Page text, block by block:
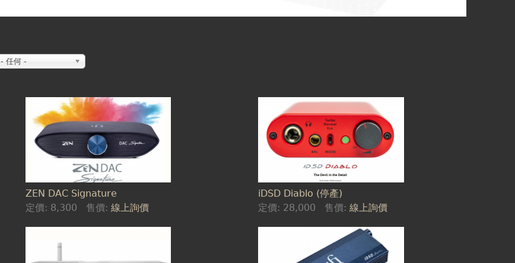
- 任何 -
ZEN DAC Signature
定價: 8,300 售價: 線上詢價
iDSD Diablo (停產)
定價: 28,000 售價:線上詢價